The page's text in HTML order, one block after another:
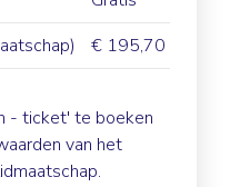
€ 195,70
- ticket' te boeken
van het